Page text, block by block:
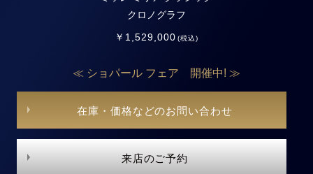
クロノグラフ
￥1,529,000(税込)
≪ ショパール フェア 開催中! ≫
在庫・価格などのお問い合わせ
来店のご予約